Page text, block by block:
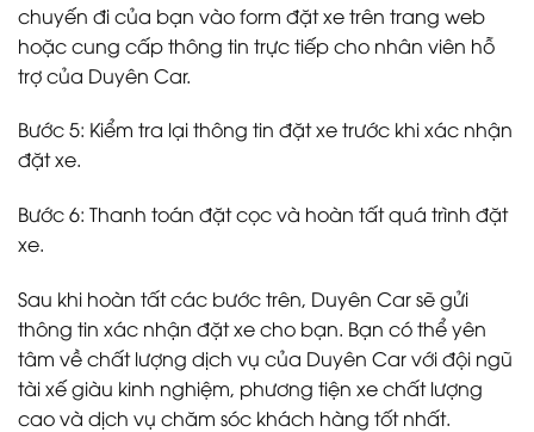
chuyến đi của bạn vào form đặt xe trên trang web
hoặc cung cấp thông tin trực tiếp cho nhân viên hỗ
trợ của Duyên Car.
Bước 5: Kiểm tra lại thông tin đặt xe trước khi xác nhận
đặt xe.
Bước 6: Thanh toán đặt cọc và hoàn tất quá trình đặt
xe.
Sau khi hoàn tất các bước trên, Duyên Car sẽ gửi
thông tin xác nhận đặt xe cho bạn. Bạn có thể yên
tâm về chất lượng dịch vụ của Duyên Car với đội ngũ
tài xế giàu kinh nghiệm, phương tiện xe chất lượng
cao và dịch vụ chăm sóc khách hàng tốt nhất.